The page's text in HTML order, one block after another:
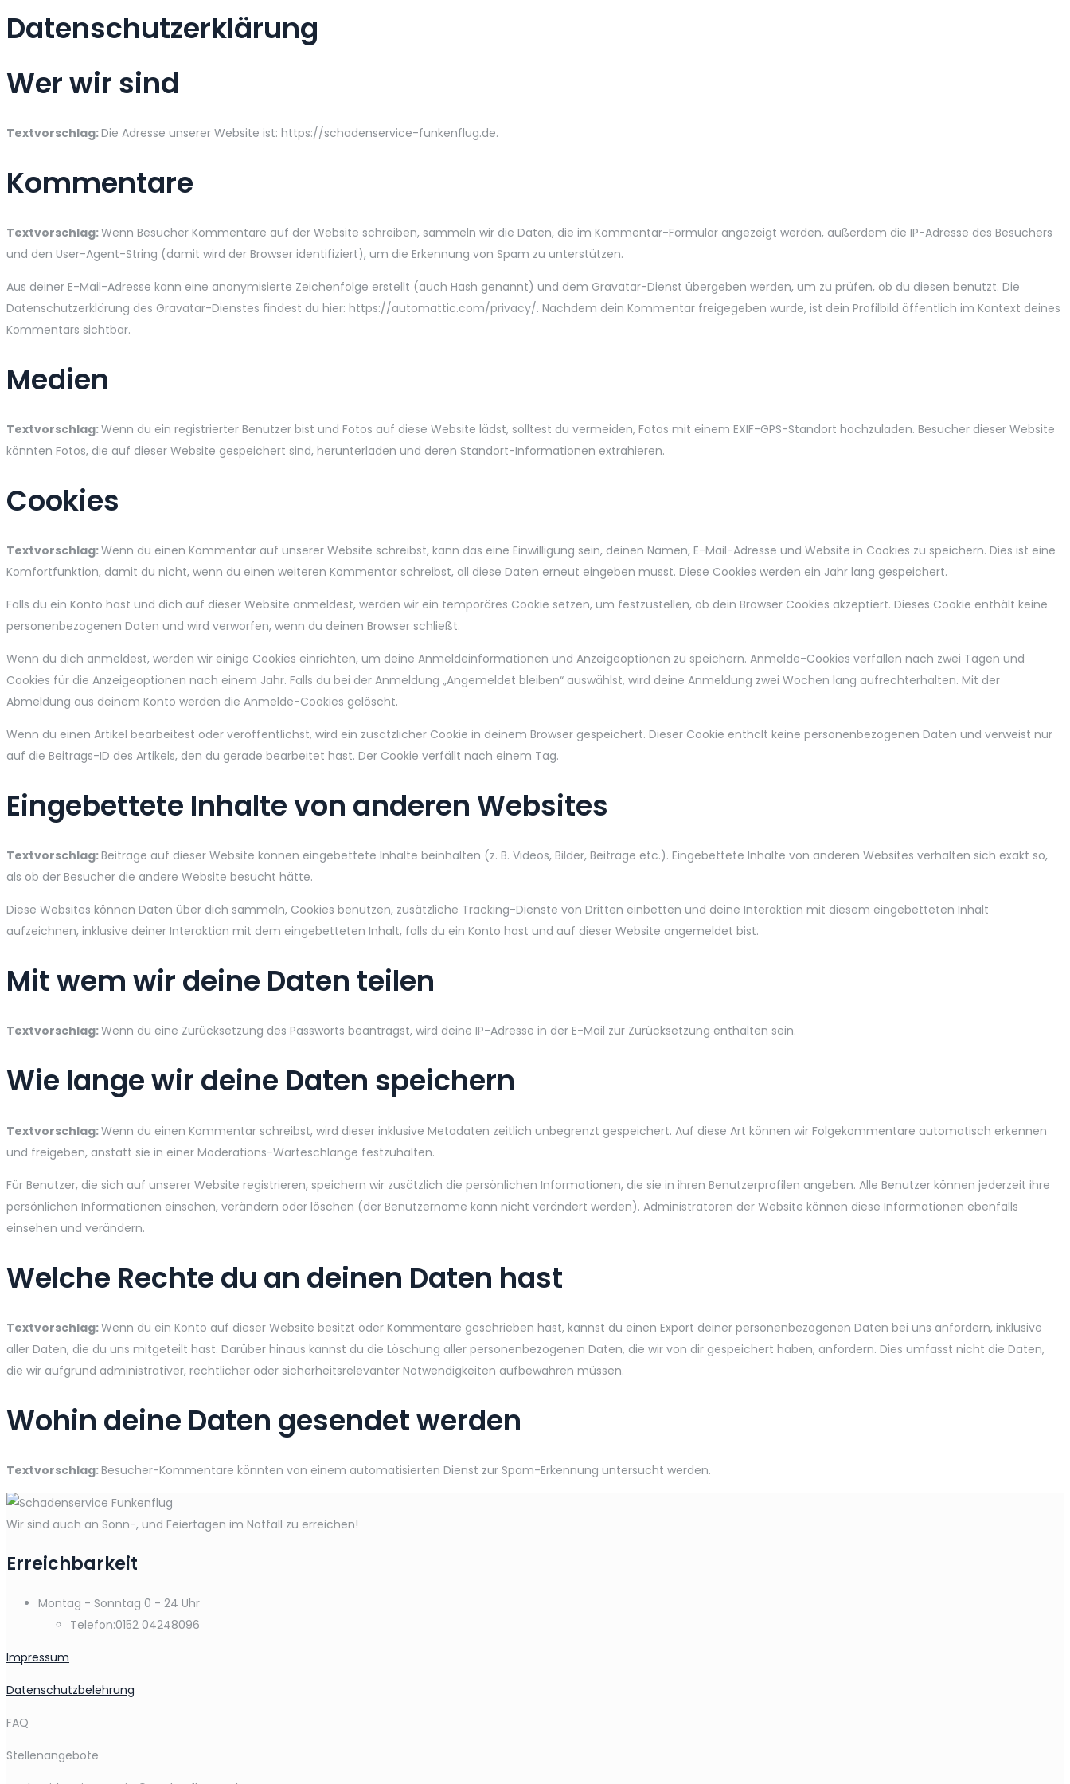
Datenschutzerklärung
Wer wir sind
Textvorschlag:Die Adresse unserer Website ist: https://schadenservice-funkenflug.de.
Kommentare
Textvorschlag:Wenn Besucher Kommentare auf der Website schreiben, sammeln wir die Daten, die im Kommentar-Formular angezeigt werden, außerdem die IP-Adresse des Besuchers
und den User-Agent-String (damit wird der Browser identifiziert), um die Erkennung von Spam zu unterstützen.
Aus deiner E-Mail-Adresse kann eine anonymisierte Zeichenfolge erstellt (auch Hash genannt) und dem Gravatar-Dienst übergeben werden, um zu prüfen, ob du diesen benutzt. Die
Datenschutzerklärung des Gravatar-Dienstes findest du hier: https://automattic.com/privacy/. Nachdem dein Kommentar freigegeben wurde, ist dein Profilbild öffentlich im Kontext deines
Kommentars sichtbar.
Medien
Textvorschlag:Wenn du ein registrierter Benutzer bist und Fotos auf diese Website lädst, solltest du vermeiden, Fotos mit einem EXIF-GPS-Standort hochzuladen. Besucher dieser Website
könnten Fotos, die auf dieser Website gespeichert sind, herunterladen und deren Standort-Informationen extrahieren.
Cookies
Textvorschlag:Wenn du einen Kommentar auf unserer Website schreibst, kann das eine Einwilligung sein, deinen Namen, E-Mail-Adresse und Website in Cookies zu speichern. Dies ist eine
Komfortfunktion, damit du nicht, wenn du einen weiteren Kommentar schreibst, all diese Daten erneut eingeben musst. Diese Cookies werden ein Jahr lang gespeichert.
Falls du ein Konto hast und dich auf dieser Website anmeldest, werden wir ein temporäres Cookie setzen, um festzustellen, ob dein Browser Cookies akzeptiert. Dieses Cookie enthält keine
personenbezogenen Daten und wird verworfen, wenn du deinen Browser schließt.
Wenn du dich anmeldest, werden wir einige Cookies einrichten, um deine Anmeldeinformationen und Anzeigeoptionen zu speichern. Anmelde-Cookies verfallen nach zwei Tagen und
Cookies für die Anzeigeoptionen nach einem Jahr. Falls du bei der Anmeldung „Angemeldet bleiben“ auswählst, wird deine Anmeldung zwei Wochen lang aufrechterhalten. Mit der
Abmeldung aus deinem Konto werden die Anmelde-Cookies gelöscht.
Wenn du einen Artikel bearbeitest oder veröffentlichst, wird ein zusätzlicher Cookie in deinem Browser gespeichert. Dieser Cookie enthält keine personenbezogenen Daten und verweist nur
auf die Beitrags-ID des Artikels, den du gerade bearbeitet hast. Der Cookie verfällt nach einem Tag.
Eingebettete Inhalte von anderen Websites
Textvorschlag:Beiträge auf dieser Website können eingebettete Inhalte beinhalten (z. B. Videos, Bilder, Beiträge etc.). Eingebettete Inhalte von anderen Websites verhalten sich exakt so,
als ob der Besucher die andere Website besucht hätte.
Diese Websites können Daten über dich sammeln, Cookies benutzen, zusätzliche Tracking-Dienste von Dritten einbetten und deine Interaktion mit diesem eingebetteten Inhalt
aufzeichnen, inklusive deiner Interaktion mit dem eingebetteten Inhalt, falls du ein Konto hast und auf dieser Website angemeldet bist.
Mit wem wir deine Daten teilen
Textvorschlag:Wenn du eine Zurücksetzung des Passworts beantragst, wird deine IP-Adresse in der E-Mail zur Zurücksetzung enthalten sein.
Wie lange wir deine Daten speichern
Textvorschlag:Wenn du einen Kommentar schreibst, wird dieser inklusive Metadaten zeitlich unbegrenzt gespeichert. Auf diese Art können wir Folgekommentare automatisch erkennen
und freigeben, anstatt sie in einer Moderations-Warteschlange festzuhalten.
Für Benutzer, die sich auf unserer Website registrieren, speichern wir zusätzlich die persönlichen Informationen, die sie in ihren Benutzerprofilen angeben. Alle Benutzer können jederzeit ihre
persönlichen Informationen einsehen, verändern oder löschen (der Benutzername kann nicht verändert werden). Administratoren der Website können diese Informationen ebenfalls
einsehen und verändern.
Welche Rechte du an deinen Daten hast
Textvorschlag:Wenn du ein Konto auf dieser Website besitzt oder Kommentare geschrieben hast, kannst du einen Export deiner personenbezogenen Daten bei uns anfordern, inklusive
aller Daten, die du uns mitgeteilt hast. Darüber hinaus kannst du die Löschung aller personenbezogenen Daten, die wir von dir gespeichert haben, anfordern. Dies umfasst nicht die Daten,
die wir aufgrund administrativer, rechtlicher oder sicherheitsrelevanter Notwendigkeiten aufbewahren müssen.
Wohin deine Daten gesendet werden
Textvorschlag:Besucher-Kommentare könnten von einem automatisierten Dienst zur Spam-Erkennung untersucht werden.
Wir sind auch an Sonn-, und Feiertagen im Notfall zu erreichen!
Erreichbarkeit
Montag - Sonntag 0 - 24 Uhr
Telefon:0152 04248096
Impressum
Datenschutzbelehrung
FAQ
Stellenangebote